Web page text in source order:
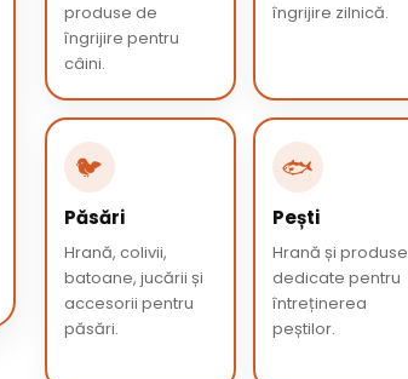
produse de
îngrijire pentru
câini.
îngrijire zilnică.
🐦
Păsări
Hrană, colivii,
batoane, jucării și
accesorii pentru
păsări.
🐟
Pești
Hrană și produse
dedicate pentru
întreținerea
peștilor.